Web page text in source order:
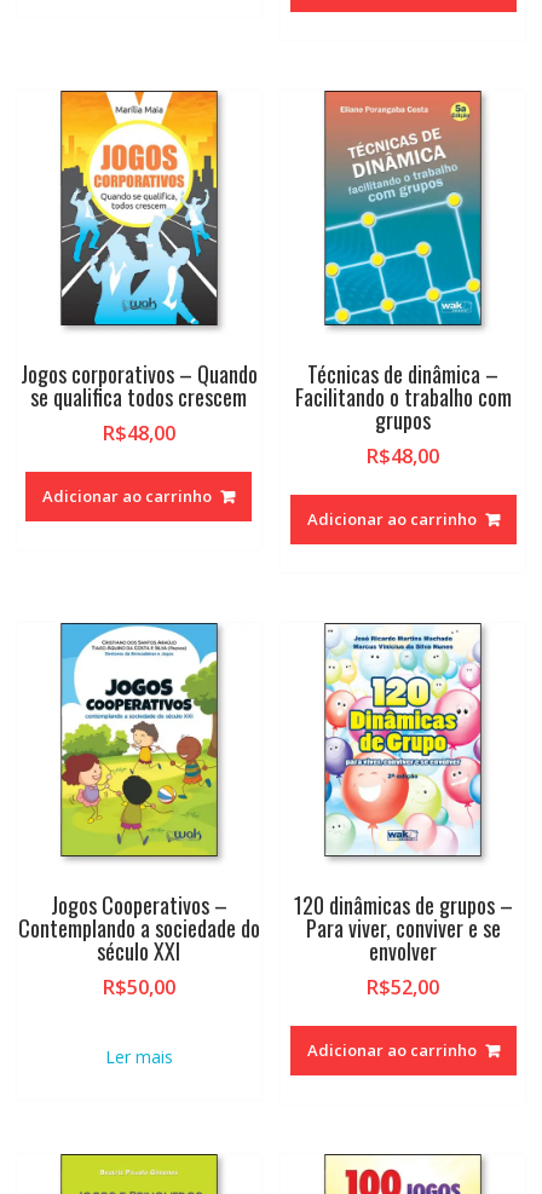
Jogos corporativos – Quando
se qualifica todos crescem
R$48,00
Adicionar ao carrinho
Técnicas de dinâmica –
Facilitando o trabalho com
grupos
R$48,00
Adicionar ao carrinho
Jogos Cooperativos –
Contemplando a sociedade do
século XXI
R$50,00
Ler mais
120 dinâmicas de grupos –
Para viver, conviver e se
envolver
R$52,00
Adicionar ao carrinho